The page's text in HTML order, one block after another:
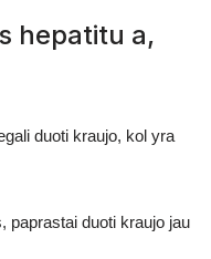
hepatitu a,
duoti kraujo, kol yra
paprastai duoti kraujo jau